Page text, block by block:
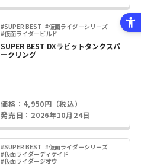
#SUPER BEST #仮面ライダーシリーズ
#仮面ライダービルド
SUPER BEST DXラビットタンクスパ
ークリング
価格：4,950円（税込）
発売日：2026年10月24日
#SUPER BEST #仮面ライダーシリーズ
#仮面ライダーディケイド
#仮面ライダージオウ